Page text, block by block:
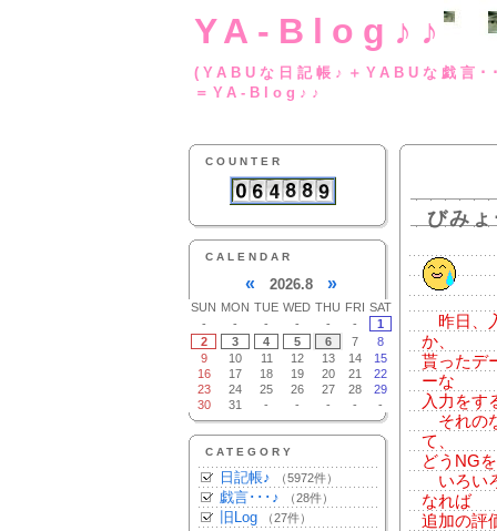
YA-Blog♪♪
(YABUな日記帳♪
＝YA-Blog♪♪
COUNTER
CALENDAR
« 2026.8 »
SUN MON TUE WED THU FRI SAT
-
- - - - -
1
2
3 4 5 6 7
8
9
10 11 12 13 14
15
16
17 18 19 20 21
22
23
24 25 26 27 28
29
30
31 - - - - -
CATEGORY
日記帳♪ （5972件）
戯言･･･♪ （28件）
旧Log （27件）
びみ
昨日、
か、
貰ったデ
ーな
入力をす
それの
て、
どうNG
いろい
なれば
追加の評